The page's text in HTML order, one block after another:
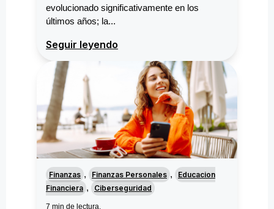
evolucionado significativamente en los
últimos años; la...
Seguir leyendo
Finanzas , Finanzas Personales ,
Educacion
Financiera , Ciberseguridad
7 min de lectura.